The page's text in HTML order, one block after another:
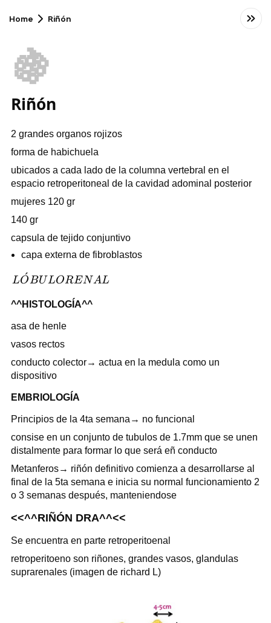
Home Riñón
🍇
Riñón
2 grandes organos rojizos
forma de habichuela
ubicados a cada lado de la columna vertebral en el
espacio retroperitoneal de la cavidad adominal posterior
mujeres 120 gr
140 gr
capsula de tejido conjuntivo
capa externa de fibroblastos
LÓBULO
LO
ˊBULORENAL
^^HISTOLOGÍA^^
asa de henle
vasos rectos
conducto colector→ actua en la medula como un
dispositivo
EMBRIOLOGÍA
Principios de la 4ta semana→ no funcional
consise en un conjunto de tubulos de 1.7mm que se unen
distalmente para formar lo que será eñ conducto
Metanferos→ riñón definitivo comienza a desarrollarse al
final de la 5ta semana e inicia su normal funcionamiento 2
o 3 semanas después, manteniendose
<<^^RIÑÓN DRA^^<<
Se encuentra en parte retroperitoenal
retroperitoeno son riñones, grandes vasos, glandulas
suprarenales (imagen de richard L)